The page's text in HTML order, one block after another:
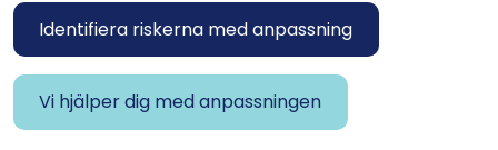
Identifiera riskerna med anpassning
Vi hjälper dig med anpassningen